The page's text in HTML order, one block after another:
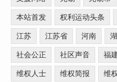
本站首发 权利运动头条
江苏 江苏省 河南
社会公正 社区声音 福
维权人士 维权简报 维